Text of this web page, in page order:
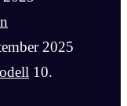
2025
10.